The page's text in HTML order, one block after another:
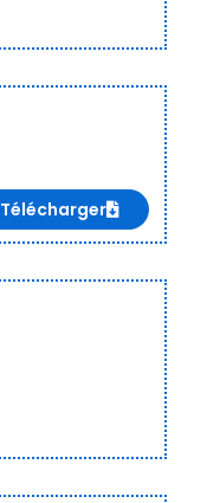
Télécharger